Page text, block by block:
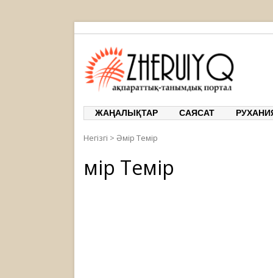
ЖАҢАЛЫҚТАР САЯСАТ
Негізгі > Әмір Темір
Әмір Темір